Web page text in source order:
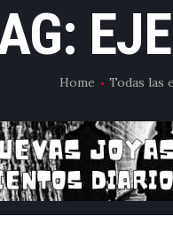
Home Todas las
VIDEOS
CONTACTO